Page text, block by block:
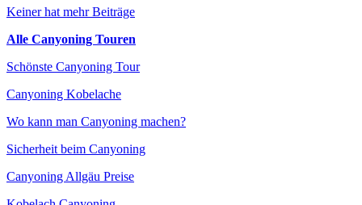
Keiner hat mehr Beiträge
Alle Canyoning Touren
Schönste Canyoning Tour
Canyoning Kobelache
Wo kann man Canyoning machen?
Sicherheit beim Canyoning
Canyoning Allgäu Preise